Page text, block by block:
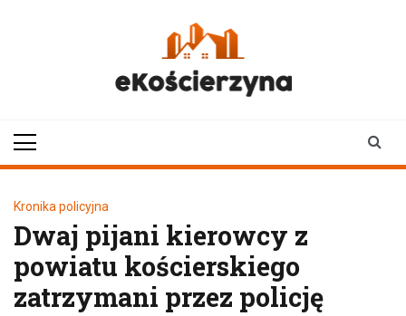
Kronika policyjna
Dwaj pijani kierowcy z
powiatu kościerskiego
zatrzymani przez policję